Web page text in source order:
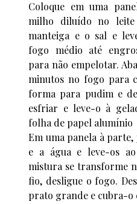
Coloque em uma
milho diluído no
manteiga e o sal e
fogo médio até
para não empelotar.
minutos no fogo para
forma para pudim e
esfriar e leve-o à
folha de papel alumínio
Em uma panela à
e a água e leve-os
mistura se transforme
fio, desligue o fogo.
prato grande e cubra-o